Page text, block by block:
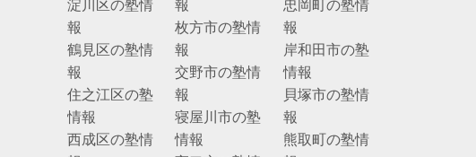
淀川区の塾情
報
鶴見区の塾情
報
住之江区の塾
情報
西成区の塾情
報
枚方市の塾情
報
交野市の塾情
報
寝屋川市の塾
情報
忠岡町の塾情
報
岸和田市の塾
情報
貝塚市の塾情
報
熊取町の塾情